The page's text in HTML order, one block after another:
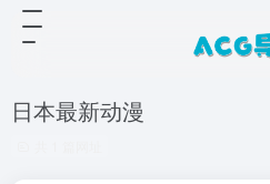
日本最新动漫